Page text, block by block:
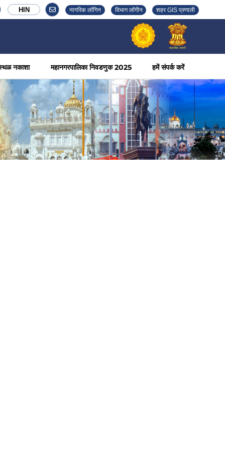
HIN नागरिक लॉगिन विभाग लॉगीन शहर GIS प्रणाली
नकाशा महानगरपालिका निवडणुक 2025 हमें संपर्क करें